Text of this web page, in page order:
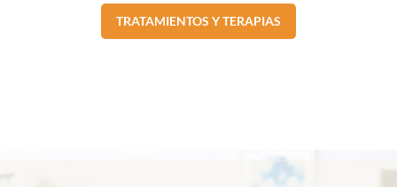
TRATAMIENTOS Y TERAPIAS